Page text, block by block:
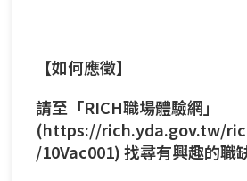
【如何應徵】
請至「RICH職場體驗網」
(https://rich.yda.gov.tw/
/10Vac001) 找尋有興趣的職